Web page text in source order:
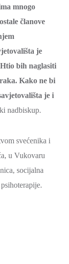
mnogo
članove
je
bih naglasiti
Kako ne bi
je i
nadbiskup.
svećenika i
u Vukovaru
socijalna